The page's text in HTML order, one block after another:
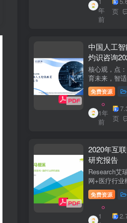
参编綦兵、
福、王丹、岳
年
前
页
中国人工
灼识咨询
核心观，点
育未来，智
A+教有新纪
China inshts
观：深剂：
球故有革新浪
硬件查头智
免费资源
1年
前
页
2020年互
研究报告
Research艾
网+医疗行业
行业困境中
业现状2中国
户行为洞察3
疗热门赛道分
免费资源
1